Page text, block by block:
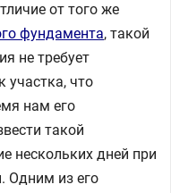
от того же
фундамента, такой
не требует
участка, что
нам его
такой
нескольких дней при
Одним из его